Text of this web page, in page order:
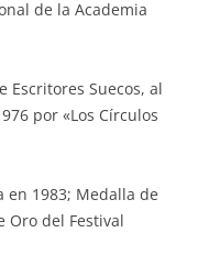
de la Academia
Escritores Suecos, al
por «Los Círculos
en 1983; Medalla de
Oro del Festival